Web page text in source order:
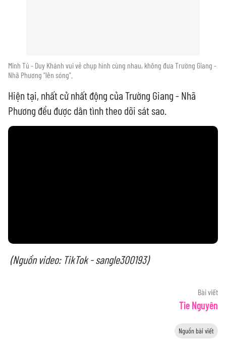
Minh Tú - Duy Khánh vui vẻ chụp hình cùng nhau, không đưa Trường Giang -
Nhã Phương "lên sóng".
Hiện tại, nhất cử nhất động của Trường Giang - Nhã
Phương đều được dân tình theo dõi sát sao.
(Nguồn video: TikTok - sangle300193)
Bài viết
Tie Nguyên
Nguồn bài viết